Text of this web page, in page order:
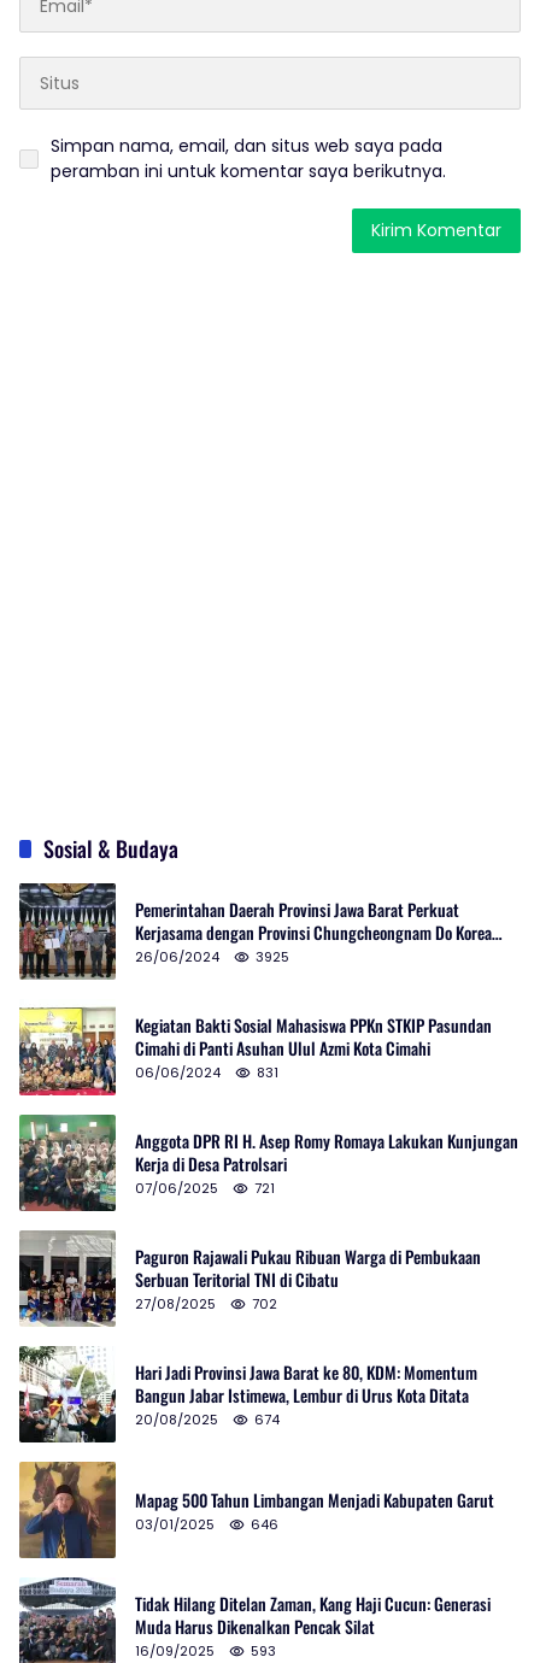
Simpan nama, email, dan situs web saya pada
peramban ini untuk komentar saya berikutnya.
Sosial & Budaya
Pemerintahan Daerah Provinsi Jawa Barat Perkuat
Kerjasama dengan Provinsi Chungcheongnam Do Korea
Selatan
26/06/2024 3925
Kegiatan Bakti Sosial Mahasiswa PPKn STKIP Pasundan
Cimahi di Panti Asuhan Ulul Azmi Kota Cimahi
06/06/2024 831
Anggota DPR RI H. Asep Romy Romaya Lakukan Kunjungan
Kerja di Desa Patrolsari
07/06/2025 721
Paguron Rajawali Pukau Ribuan Warga di Pembukaan
Serbuan Teritorial TNI di Cibatu
27/08/2025 702
Hari Jadi Provinsi Jawa Barat ke 80, KDM: Momentum
Bangun Jabar Istimewa, Lembur di Urus Kota Ditata
20/08/2025 674
Mapag 500 Tahun Limbangan Menjadi Kabupaten Garut
03/01/2025 646
Tidak Hilang Ditelan Zaman, Kang Haji Cucun: Generasi
Muda Harus Dikenalkan Pencak Silat
16/09/2025 593